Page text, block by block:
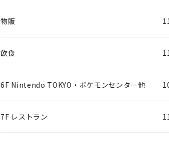
物販
飲食
6F Nintendo TOKYO・ポケモンセンター他
7F レストラン